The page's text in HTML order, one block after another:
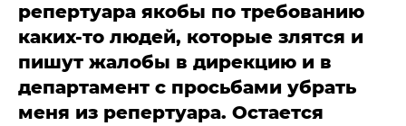
репертуара якобы по требованию
каких-то людей, которые злятся и
пишут жалобы в дирекцию и в
департамент с просьбами убрать
меня из репертуара. Остается